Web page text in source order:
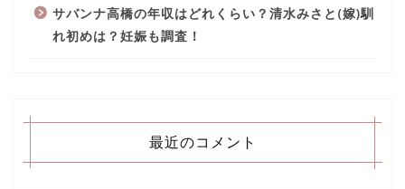
サバンナ高橋の年収はどれくらい？清水みさと(嫁)馴
れ初めは？妊娠も調査！
最近のコメント